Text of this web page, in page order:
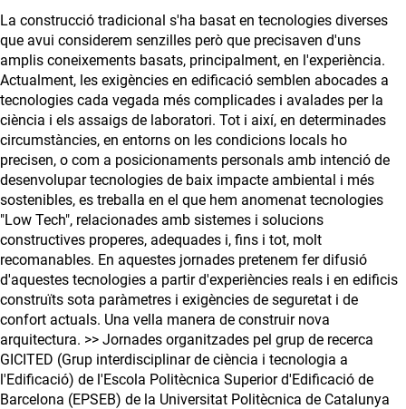
La construcció tradicional s'ha basat en tecnologies diverses
que avui considerem senzilles però que precisaven d'uns
amplis coneixements basats, principalment, en l'experiència.
Actualment, les exigències en edificació semblen abocades a
tecnologies cada vegada més complicades i avalades per la
ciència i els assaigs de laboratori. Tot i així, en determinades
circumstàncies, en entorns on les condicions locals ho
precisen, o com a posicionaments personals amb intenció de
desenvolupar tecnologies de baix impacte ambiental i més
sostenibles, es treballa en el que hem anomenat tecnologies
"Low Tech", relacionades amb sistemes i solucions
constructives properes, adequades i, fins i tot, molt
recomanables. En aquestes jornades pretenem fer difusió
d'aquestes tecnologies a partir d'experiències reals i en edificis
construïts sota paràmetres i exigències de seguretat i de
confort actuals. Una vella manera de construir nova
arquitectura. >> Jornades organitzades pel grup de recerca
GICITED (Grup interdisciplinar de ciència i tecnologia a
l'Edificació) de l'Escola Politècnica Superior d'Edificació de
Barcelona (EPSEB) de la Universitat Politècnica de Catalunya